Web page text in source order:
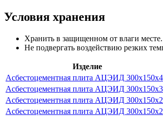
Условия хранения
Хранить в защищенном от влаги месте.
Не подвергать воздействию резких
Изделие
Асбестоцементная плита АЦЭИД 300x150x4
Асбестоцементная плита АЦЭИД 300x150x3
Асбестоцементная плита АЦЭИД
Асбестоцементная плита АЦЭИД 300x150x2